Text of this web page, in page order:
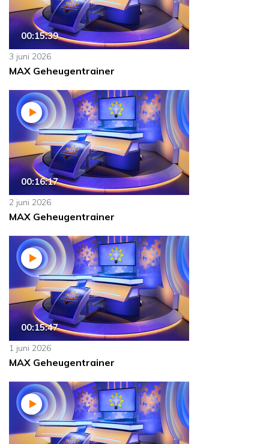
00:15:39
3 juni 2026
MAX Geheugentrainer
00:16:17
2 juni 2026
MAX Geheugentrainer
00:15:47
1 juni 2026
MAX Geheugentrainer